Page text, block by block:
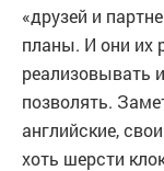
«друзей и
планы. И они их
реализовывать
позволять.
английские,
хоть шерсти